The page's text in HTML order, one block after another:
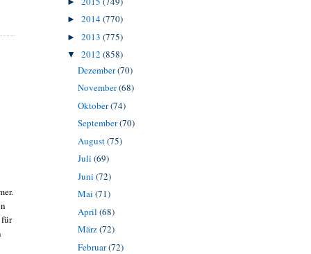
► 2014(770)
► 2013 (775)
▼ 2012 (858)
Dezember(70)
November(68)
Oktober(74)
September(70)
August(75)
Juli (69)
Juni (72)
Mai (71)
April (68)
März(72)
Februar(72)